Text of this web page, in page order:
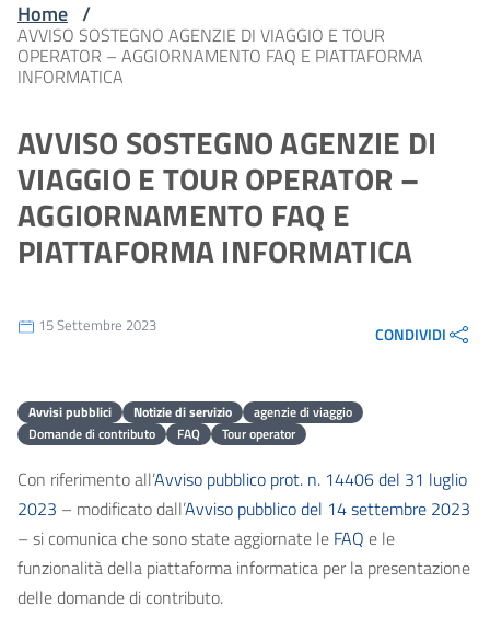
Home /
AVVISO SOSTEGNO AGENZIE DI VIAGGIO E TOUR
OPERATOR – AGGIORNAMENTO FAQ E PIATTAFORMA
INFORMATICA
AVVISO SOSTEGNO AGENZIE DI
VIAGGIO E TOUR OPERATOR –
AGGIORNAMENTO FAQ E
PIATTAFORMA INFORMATICA
15 Settembre 2023 CONDIVIDI
Avvisi pubblici Notizie di servizio
agenzie di viaggio
Domande di contributo
FAQ Tour operator
Con riferimento all’Avviso pubblico prot. n. 14406 del 31 luglio
2023 – modificato dall’Avviso pubblico del 14 settembre 2023
– si comunica che sono state aggiornate le FAQ e le
funzionalità della piattaforma informatica per la presentazione
delle domande di contributo.